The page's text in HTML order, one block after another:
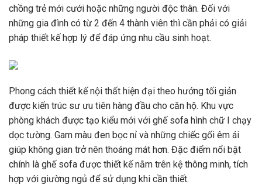
chồng trẻ mới cưới hoặc những người độc thân. Đối với
những gia đình có từ 2 đến 4 thành viên thì cần phải có giải
pháp thiết kế hợp lý để đáp ứng nhu cầu sinh hoạt.
Phong cách thiết kế nội thất hiện đại theo hướng tối giản
được kiến ​​trúc sư ưu tiên hàng đầu cho căn hộ. Khu vực
phòng khách được tạo kiểu mới với ghế sofa hình chữ I chạy
dọc tường. Gam màu đen bọc nỉ và những chiếc gối êm ái
giúp không gian trở nên thoáng mát hơn. Đặc điểm nổi bật
chính là ghế sofa được thiết kế nằm trên kệ thông minh, tích
hợp với giường ngủ để sử dụng khi cần thiết.